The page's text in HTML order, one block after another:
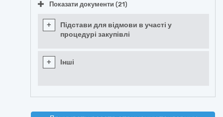
Показати документи (21)
+
Підстави для відмови в участі у
процедурі закупівлі
+ Інші